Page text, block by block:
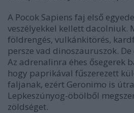
A Pocok Sapiens faj első
veszélyekkel kellett dacolniuk.
földrengés, vulkánkitörés,
persze vad dinoszauruszok.
Az adrenalinra éhes ősegerek
hogy paprikával fűszerezett
faljanak, ezért Geronimo is
Lepkeszúnyog-öbölből
zöldséget.